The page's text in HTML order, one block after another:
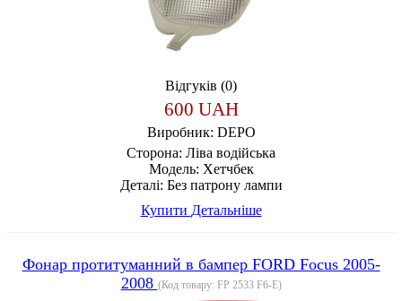
Відгуків (0)
600 UAH
Виробник: DEPO
Сторона: Ліва водійська
Модель: Хетчбек
Деталі: Без патрону лампи
Купити Детальніше
Фонар протитуманний в бампер FORD Focus 2005-
2008 (Код товару: FP 2533 F6-E)